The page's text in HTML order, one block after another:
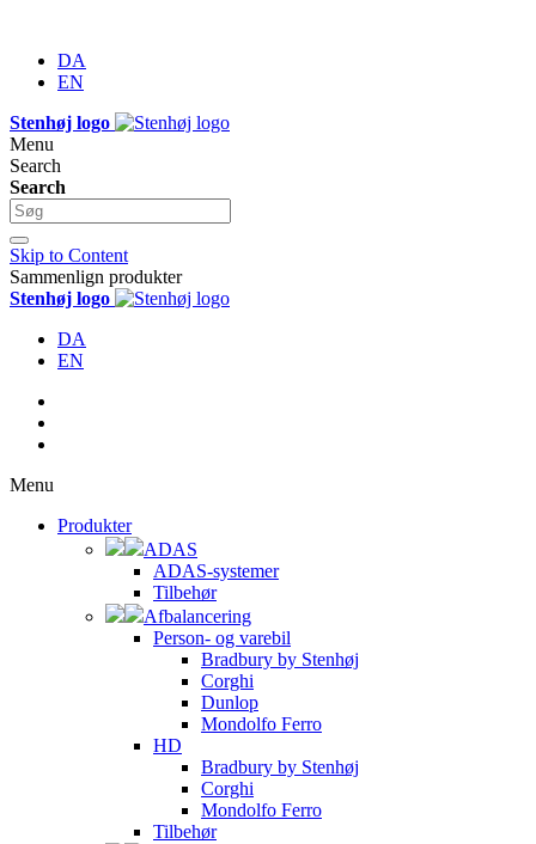
DA
EN
Stenhøj logo
Menu
Search
Search
Skip to Content
Sammenlign produkter
Stenhøj logo
DA
EN
Menu
Produkter
ADAS
ADAS-systemer
Tilbehør
Afbalancering
Person- og varebil
Bradbury by Stenhøj
Corghi
Dunlop
Mondolfo Ferro
HD
Bradbury by Stenhøj
Corghi
Mondolfo Ferro
Tilbehør